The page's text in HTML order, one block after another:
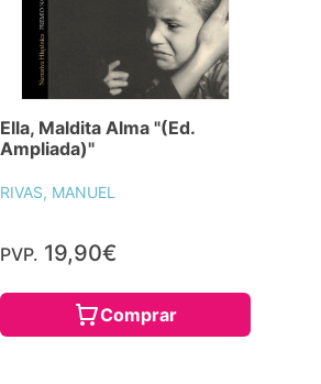
Ella, Maldita Alma "(Ed.
Ampliada)"
RIVAS, MANUEL
PVP. 19,90€
Comprar